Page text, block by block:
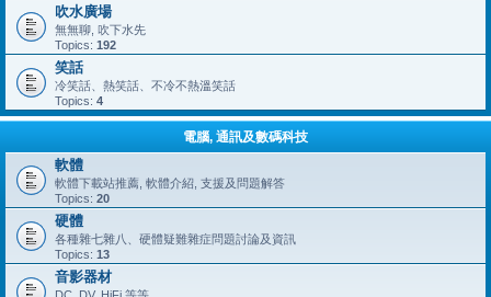
吹水廣場
無無聊, 吹下水先
Topics: 192
笑話
冷笑話、熱笑話、不冷不熱溫笑話
Topics: 4
電腦, 通訊及數碼科技
軟體
軟體下載站推薦, 軟體介紹, 支援及問題解答
Topics: 20
硬體
各種雜七雜八、硬體疑難雜症問題討論及資訊
Topics: 13
音影器材